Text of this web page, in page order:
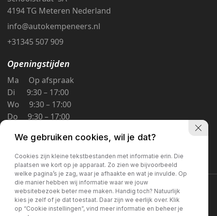
4194 TG Meteren Nederland
info@autokempeneers.nl
+31345 507 909
Openingstijden
Ma Op afspraak
Di 9:30 – 17:00
Wo 9:30 – 17:00
Do 9:30 – 17:00
Za 9:30 – 16:00
Zo Gesloten
Privacybeleid
We gebruiken cookies, wil je dat?
Cookies zijn kleine tekstbestanden met informatie erin. Die
plaatsen we kort op je apparaat. Zo zien we bijvoorbeeld
welke pagina’s je zag, waar je afhaakte en wat je invulde. Op
die manier hebben wij informatie waar we jouw
websitebezoek beter mee maken. Handig toch? Natuurlijk
kies je zelf of je dat toestaat. Daar zijn we eerlijk over. Klik
op “Cookie instellingen”, vind meer informatie en beheer je